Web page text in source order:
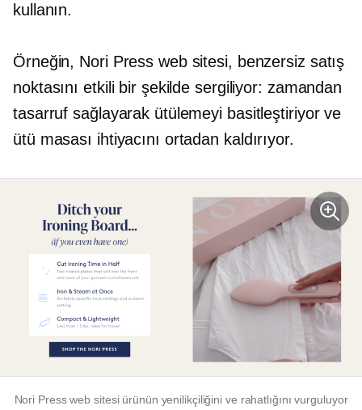
kullanın.
Örneğin, Nori Press web sitesi, benzersiz satış
noktasını etkili bir şekilde sergiliyor: zamandan
tasarruf sağlayarak ütülemeyi basitleştiriyor ve
ütü masası ihtiyacını ortadan kaldırıyor.
Nori Press web sitesi ürünün yenilikçiliğini ve rahatlığını vurguluyor